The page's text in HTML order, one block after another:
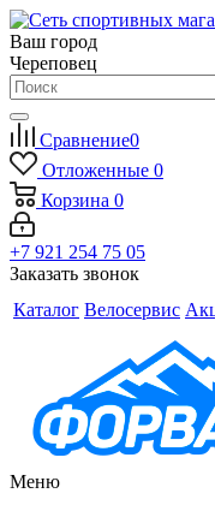
Ваш город
Череповец
Сравнение0
Отложенные 0
Корзина 0
+7 921 254 75 05
Заказать звонок
Каталог Велосервис
Меню